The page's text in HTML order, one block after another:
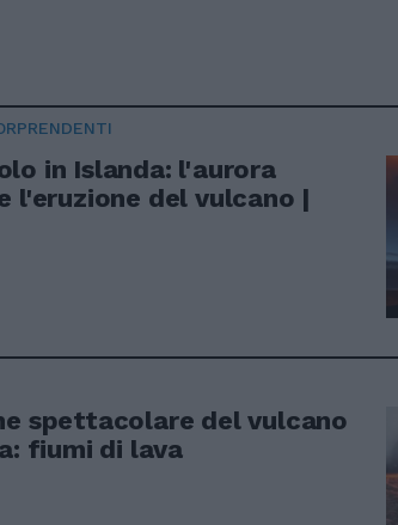
in Islanda: l'aurora
l'eruzione del vulcano |
spettacolare del vulcano
fiumi di lava